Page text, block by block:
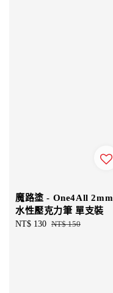
魔路塗 - One4All 2mm
水性壓克力筆 單支裝
Sale
NT$ 130 Regular
NT$ 150